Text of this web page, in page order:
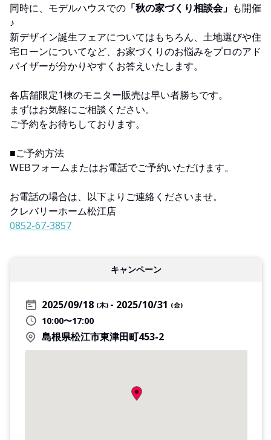
同時に、モデルハウスでの 「秋の家づくり相談会」 も開催
♪
新デザイン誕生フェアについてはもちろん、土地選びや住
宅ローンについてなど、お家づくりのお悩みをプロのアド
バイザーが分かりやすくお答えいたします。
各店舗限定1棟のモニター販売は早い者勝ちです。
まずはお気軽にご相談ください。
ご予約をお待ちしております。
■ご予約方法
WEBフォームまたはお電話でご予約いただけます。
お電話の場合は、以下よりご連絡くださいませ。
クレバリーホーム松江店
0852-67-3857
キャンペーン
2025/09/18 (木) 2025/10/31 (金)
10:00〜17:00
島根県松江市東津田町453-2